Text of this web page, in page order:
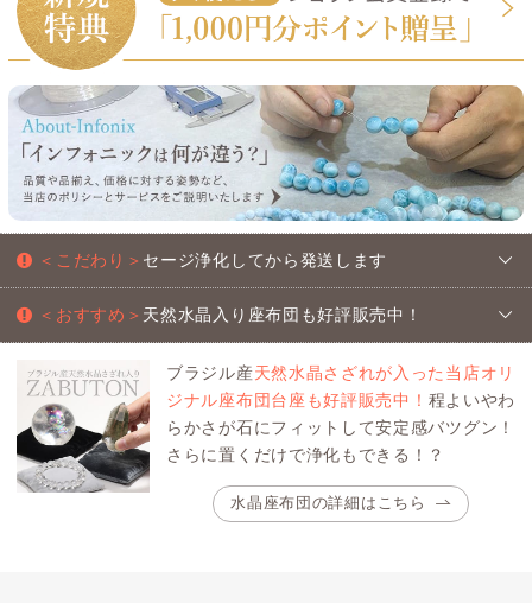
＜こだわり＞ セージ浄化してから発送します
＜おすすめ＞ 天然水晶入り座布団も好評販売中！
ブラジル産天然水晶さざれが入った当店オリ
ジナル座布団台座も好評販売中！ 程よいやわ
らかさが石にフィットして安定感バツグン！
さらに置くだけで浄化もできる！？
水晶座布団の詳細はこちら